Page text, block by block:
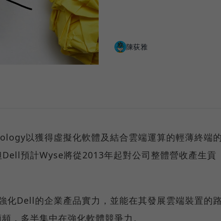
陳荻雅
以獲得虛擬化軟體及結合雲端運算的輕薄終端
預計Wyse將從2013年起對公司整體營收產生貢
化Dell的企業產品實力，並能在其發展雲端裝置的
，多半集中在強化軟體競爭力。